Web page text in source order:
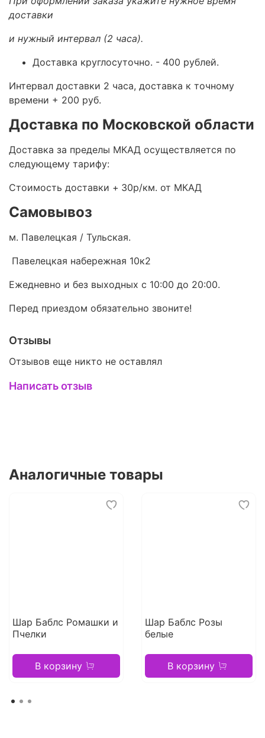
доставки
и нужный интервал (2 часа).
Доставка круглосуточно. - 400 рублей.
Интервал доставки 2 часа, доставка к точному
времени + 200 руб.
Доставка по Московской области
Доставка за пределы МКАД осуществляется по
следующему тарифу:
Стоимость доставки + 30р/км. от МКАД
Самовывоз
м. Павелецкая / Тульская.
Павелецкая набережная 10к2
Ежедневно и без выходных с 10:00 до 20:00.
Перед приездом обязательно звоните!
Отзывы
Отзывов еще никто не оставлял
Написать отзыв
Аналогичные товары
Шар Баблс Ромашки и
Пчелки
В корзину
Шар Баблс Розы
белые
В корзину